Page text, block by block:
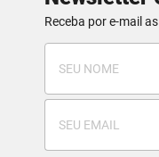
Receba por e-mail